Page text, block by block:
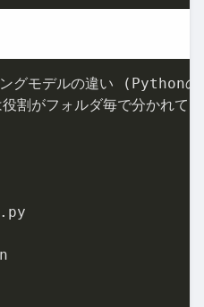
ングモデルの違い (Python
割がフォルダ毎で分かれて